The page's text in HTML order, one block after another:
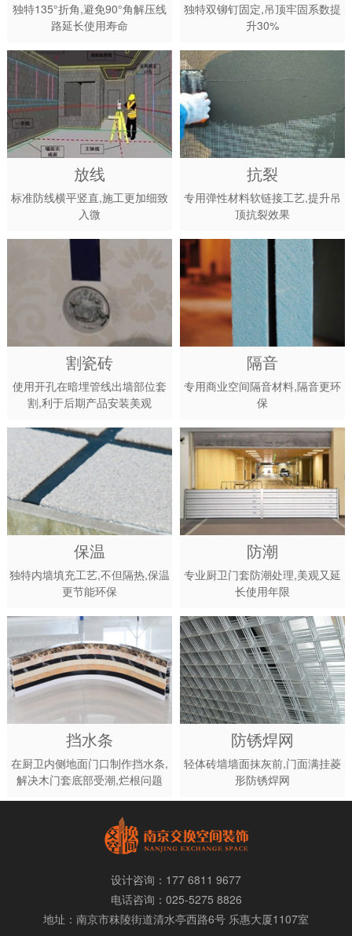
独特135°折角,避免90°角解压线
路延长使用寿命
独特双铆钉固定,吊顶牢固系数提
升30%
放线
标准防线横平竖直,施工更加细致
入微
抗裂
专用弹性材料软链接工艺,提升吊
顶抗裂效果
割瓷砖
使用开孔在暗埋管线出墙部位套
割,利于后期产品安装美观
隔音
专用商业空间隔音材料,隔音更环
保
保温
独特内墙填充工艺,不但隔热,保温
更节能环保
防潮
专业厨卫门套防潮处理,美观又延
长使用年限
挡水条
在厨卫内侧地面门口制作挡水条,
解决木门套底部受潮,烂根问题
防锈焊网
轻体砖墙墙面抹灰前,门面满挂菱
形防锈焊网
设计咨询：177 6811 9677
电话咨询：025-5275 8826
地址：南京市秣陵街道清水亭西路6号 乐惠大厦1107室